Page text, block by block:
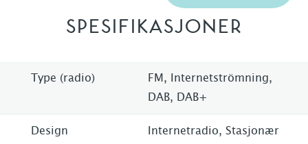
SPESIFIKASJONER
Type (radio)
FM, Internetströmning,
DAB, DAB+
Design
Internetradio, Stasjonær